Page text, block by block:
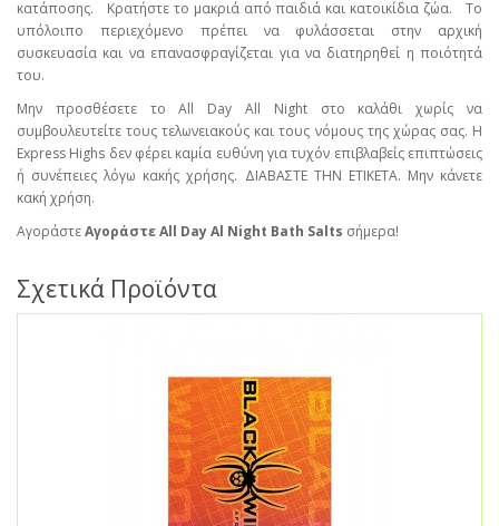
κατάποσης.
Κρατήστε το μακριά από παιδιά και κατοικίδια ζώα.
Το
υπόλοιπο περιεχόμενο πρέπει να φυλάσσεται στην αρχική
συσκευασία και να επανασφραγίζεται για να διατηρηθεί η ποιότητά
του.
Μην προσθέσετε το All Day All Night στο καλάθι χωρίς να
συμβουλευτείτε τους τελωνειακούς και τους νόμους της χώρας σας. Η
Express Highs δεν φέρει καμία ευθύνη για τυχόν επιβλαβείς επιπτώσεις
ή συνέπειες λόγω κακής χρήσης. ΔΙΑΒΑΣΤΕ ΤΗΝ ΕΤΙΚΕΤΑ. Μην κάνετε
κακή χρήση.
ΑγοράστεΑγοράστε All Day Al Night Bath Salts σήμερα!
Σχετικά Προϊόντα